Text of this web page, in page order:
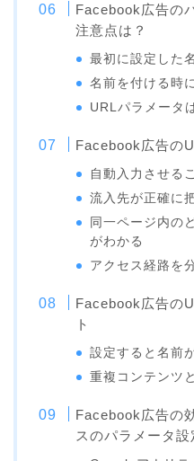
Facebook広告の
注意点は？
最初に設定した
名前を付ける時
URLパラメータ
Facebook広告の
自動入力させる
流入先が正確に
同一ページ内の
がわかる
アクセス経路を
Facebook広告の
ト
設定すると名前
重複コンテンツ
Facebook広告の
スのパラメータ